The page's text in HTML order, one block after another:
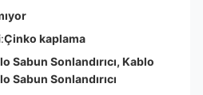
Çinko kaplama
Sabun Sonlandırıcı, Kablo
Sabun Sonlandırıcı